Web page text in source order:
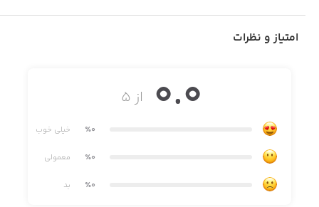
امتیاز و نظرات
از ۵ 0.0
٪0 خیلی خوب
٪0 معمولی
٪0 بد